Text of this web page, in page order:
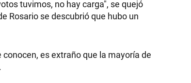
tuvimos, no hay carga", se quejó
Rosario se descubrió que hubo un
es extraño que la mayoría de